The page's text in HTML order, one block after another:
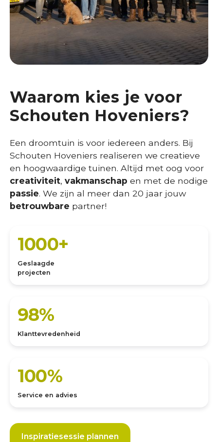
Waarom kies je voor
Schouten Hoveniers?
Een droomtuin is voor iedereen anders. Bij
Schouten Hoveniers realiseren we creatieve
en hoogwaardige tuinen. Altijd met oog voor
creativiteit, vakmanschap en met de nodige
passie. We zijn al meer dan 20 jaar jouw
betrouwbare partner!
1000+
Geslaagde
projecten
98%
Klanttevredenheid
100%
Service en advies
Inspiratiesessie plannen